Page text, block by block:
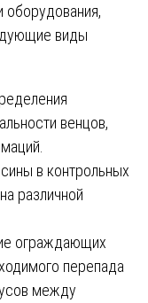
виды
венцов,
в контрольных
различной
ограждающих
перепада
между